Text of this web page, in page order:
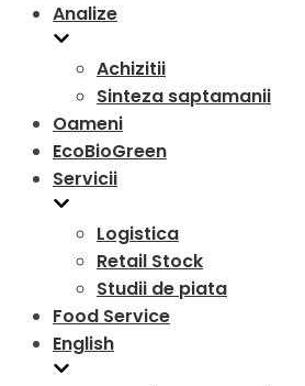
Analize
Achizitii
Sinteza saptamanii
Oameni
EcoBioGreen
Servicii
Logistica
Retail Stock
Studii de piata
Food Service
English